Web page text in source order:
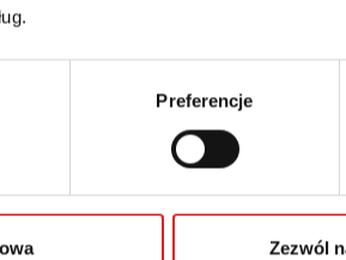
Preferencje
Zezwól
the details of the offer
Email: *